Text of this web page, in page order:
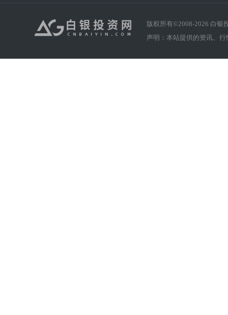
版权所有©2008-2026 白银
声明：本站提供的资讯、